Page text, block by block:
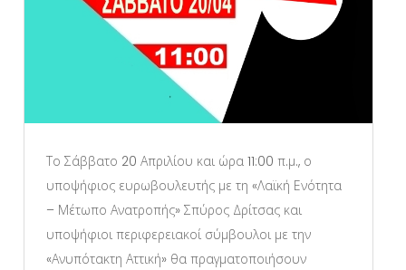
Το Σάββατο 20 Απριλίου και ώρα 11:00 π.μ., ο
υποψήφιος ευρωβουλευτής με τη «Λαϊκή Ενότητα
– Μέτωπο Ανατροπής» Σπύρος Δρίτσας και
υποψήφιοι περιφερειακοί σύμβουλοι με την
«Ανυπότακτη Αττική» θα πραγματοποιήσουν